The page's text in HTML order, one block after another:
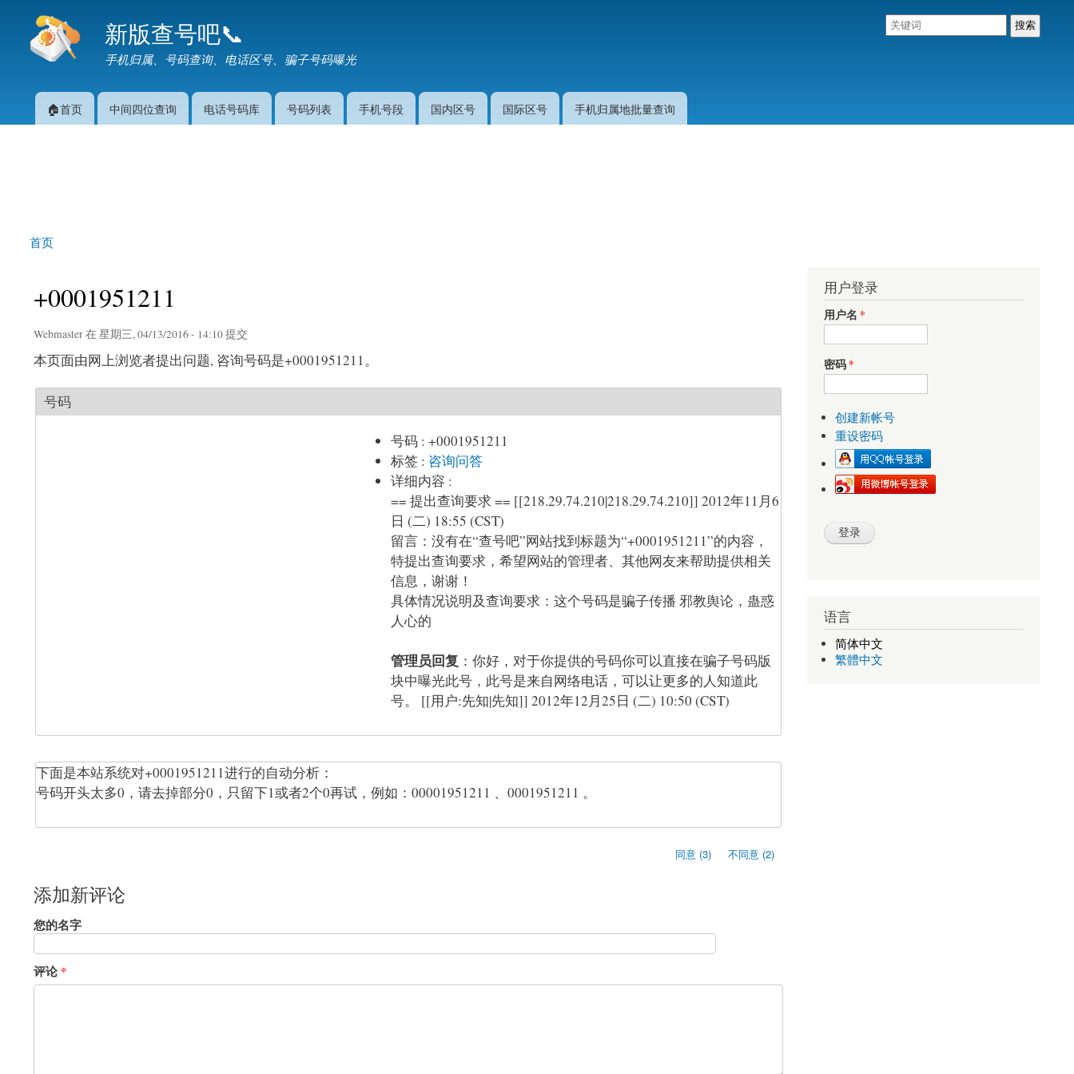
要
新版查号吧📞
手机归属、号码查询、电话区号、骗子号码曝光
主菜单🏠首页 中间四位查询 电话号码库 号码列表 手机号段 国内区号 国际区号 手机归属地批量查询
你在这里
首页
+0001951211
Webmaster在 星期三, 04/13/2016 - 14:10 提交
本页面由网上浏览者提出问题, 咨询号码是+0001951211。
号码
号码 : +0001951211
标签 : 咨询问答
详细内容 :
== 提出查询要求 == [[218.29.74.210|218.29.74.210]] 2012年11月6
日 (二) 18:55 (CST)
留言：没有在“查号吧”网站找到标题为“+0001951211”的内容，
特提出查询要求，希望网站的管理者、其他网友来帮助提供相关
信息，谢谢！
具体情况说明及查询要求：这个号码是骗子传播 邪教舆论，蛊惑
人心的
管理员回复 ：你好，对于你提供的号码你可以直接在骗子号码版
块中曝光此号，此号是来自网络电话，可以让更多的人知道此
号。 [[用户:先知|先知]] 2012年12月25日 (二) 10:50 (CST)
下面是本站系统对+0001951211进行的自动分析：
号码开头太多0，请去掉部分0，只留下1或者2个0再试，例如：00001951211 、0001951211 。
同意 (3) 不同意 (2)
添加新评论
您的名字
评论*
用户登录
用户名 *
密码*
创建新帐号
重设密码
语言
简体中文
繁體中文